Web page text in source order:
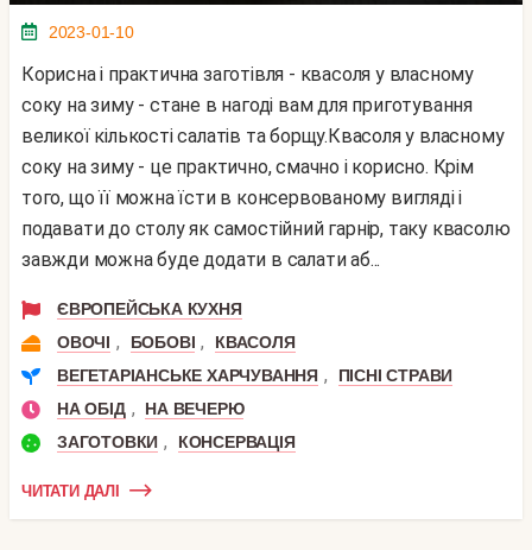
2023-01-10
Корисна і практична заготівля - квасоля у власному
соку на зиму - стане в нагоді вам для приготування
великої кількості салатів та борщу.Квасоля у власному
соку на зиму - це практично, смачно і корисно. Крім
того, що її можна їсти в консервованому вигляді і
подавати до столу як самостійний гарнір, таку квасолю
завжди можна буде додати в салати аб...
ЄВРОПЕЙСЬКА КУХНЯ
ОВОЧІ , БОБОВІ ,
КВАСОЛЯ
ВЕГЕТАРІАНСЬКЕ ХАРЧУВАННЯ ,
ПІСНІ СТРАВИ
НА ОБІД ,
НА ВЕЧЕРЮ
ЗАГОТОВКИ , КОНСЕРВАЦІЯ
ЧИТАТИ ДАЛІ